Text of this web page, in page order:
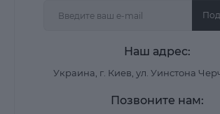
Наш адрес:
Украина, г. Киев, ул. Уинстона
Позвоните нам: